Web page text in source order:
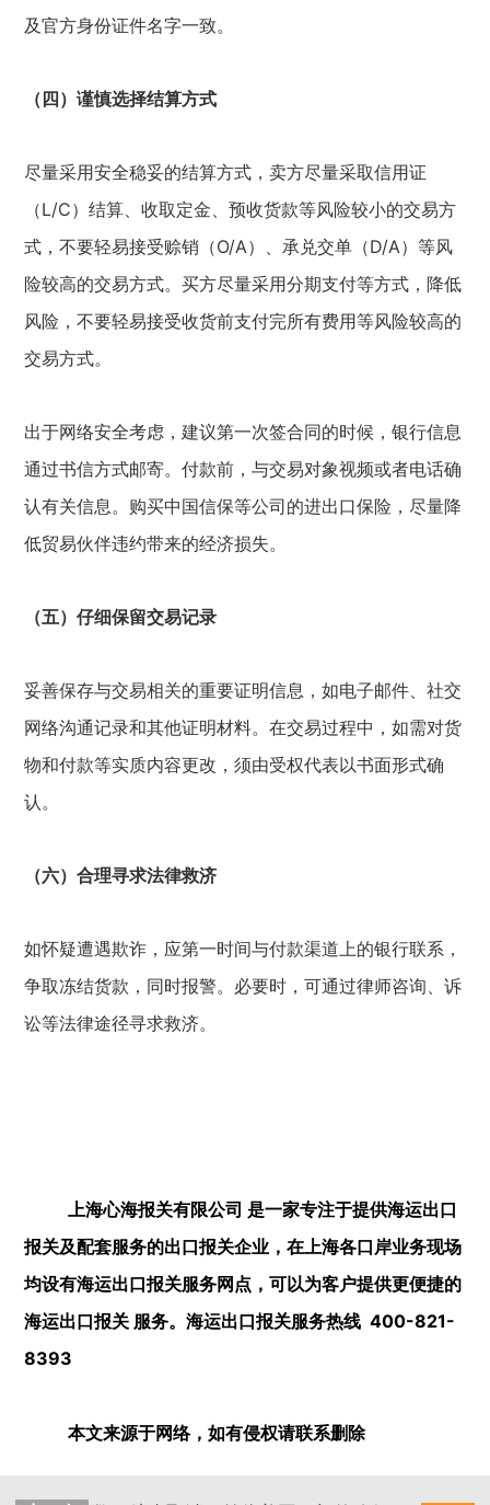
及官方身份证件名字一致。
（四）谨慎选择结算方式
尽量采用安全稳妥的结算方式，卖方尽量采取信用证
（L/C）结算、收取定金、预收货款等风险较小的交易方
式，不要轻易接受赊销（O/A）、承兑交单（D/A）等风
险较高的交易方式。买方尽量采用分期支付等方式，降低
风险，不要轻易接受收货前支付完所有费用等风险较高的
交易方式。
出于网络安全考虑，建议第一次签合同的时候，银行信息
通过书信方式邮寄。付款前，与交易对象视频或者电话确
认有关信息。购买中国信保等公司的进出口保险，尽量降
低贸易伙伴违约带来的经济损失。
（五）仔细保留交易记录
妥善保存与交易相关的重要证明信息，如电子邮件、社交
网络沟通记录和其他证明材料。在交易过程中，如需对货
物和付款等实质内容更改，须由受权代表以书面形式确
认。
（六）合理寻求法律救济
如怀疑遭遇欺诈，应第一时间与付款渠道上的银行联系，
争取冻结货款，同时报警。必要时，可通过律师咨询、诉
讼等法律途径寻求救济。
上海心海报关有限公司 是一家专注于提供海运出口
报关及配套服务的出口报关企业，在上海各口岸业务现场
均设有海运出口报关服务网点，可以为客户提供更便捷的
海运出口报关 服务。海运出口报关服务热线 400-821-
8393
本文来源于网络，如有侵权请联系删除